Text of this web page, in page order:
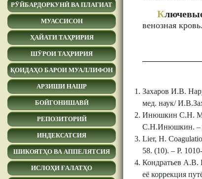
РӮЙБАРДОРКУНӢ ВА ПЛАГИАТ
МУАССИСОН
ҲАЙАТИ ТАҲРИРИЯ
ШӮРОИ ТАҲРИРИЯ
ҚОИДАҲО БАРОИ МУАЛЛИФОН
АРЗИШИ НАШР
БОЙГОНИШАВӢ
РЕПОЗИТОРИЙ
ИНДЕКСАТСИЯ
ШИКОЯТҲО ВА АППЕЛЯТСИЯ
ИСЛОҲИ ҒАЛАТҲО
К
венозная кровь.
Захаров И.В.
мед. наук/
Инюшкин С.Н.
С.Н.Инюшкин. –
Lier, H.
58. (10). – P.
Кондратьев А.В.
её коррекция